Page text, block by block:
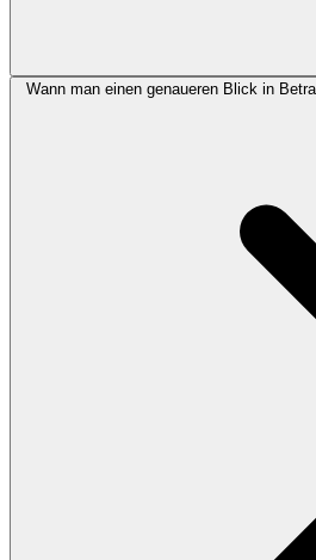
Wann man einen genaueren Blick in